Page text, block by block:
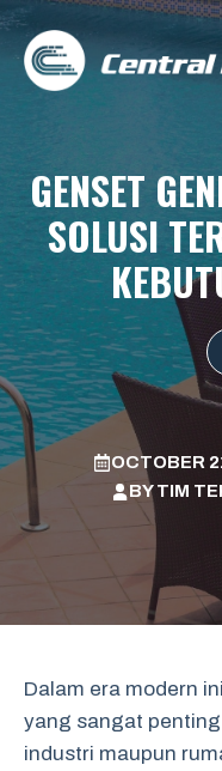
Skip
content
GENSET
SOLUSI
OCTOBER
BYTIM
Dalam era modern
yang sangat
industri maupun